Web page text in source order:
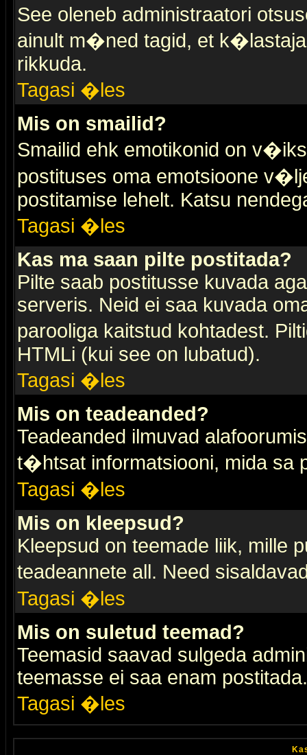
See oleneb administraatori
ainult m�ned tagid, et
rikkuda.
Tagasi �les
Mis on smailid?
Smailid ehk emotikonid on
postituses oma emotsioone
postitamise lehelt. Katsu
Tagasi �les
Kas ma saan pilte postitada?
Pilte saab postitusse kuvada
serveris. Neid ei saa kuvada
parooliga kaitstud kohtadest.
HTMLi (kui see on lubatud).
Tagasi �les
Mis on teadeanded?
Teadeanded ilmuvad
t�htsat informatsiooni, mida sa
Tagasi �les
Mis on kleepsud?
Kleepsud on teemade liik, mille
teadeannete all. Need
Tagasi �les
Mis on suletud teemad?
Teemasid saavad sulgeda
teemasse ei saa enam postitada.
Tagasi �les